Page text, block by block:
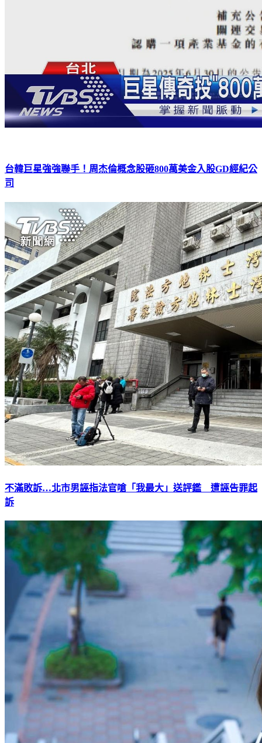
台韓巨星強強聯手！周杰倫概念股砸800萬美金入股GD經紀公
司
不滿敗訴…北市男誣指法官嗆「我最大」送評鑑 遭誣告罪起
訴